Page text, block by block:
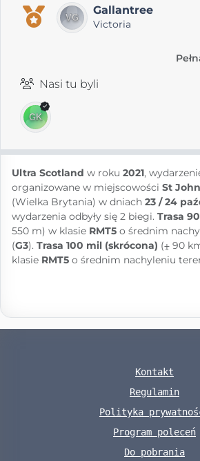
Gallantree
Victoria
Nasi tu byli
Ultra Scotland w roku 2021,
organizowane w miejscowości St
(Wielka Brytania) w dniach 23 / 24
wydarzenia odbyły się 2 biegi. Trasa
550 m) w klasie RMT5 o średnim
(G3). Trasa 100 mil (skrócona) (⨦ 90
klasie RMT5 o średnim nachyleniu
Kontakt
Regulamin
Polityka
Program poleceń
Do pobrania